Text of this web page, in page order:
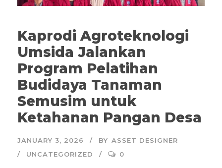
Kaprodi Agroteknologi
Umsida Jalankan
Program Pelatihan
Budidaya Tanaman
Semusim untuk
Ketahanan Pangan Desa
JANUARY 3, 2026 BY ASSET DESIGNER
UNCATEGORIZED
0